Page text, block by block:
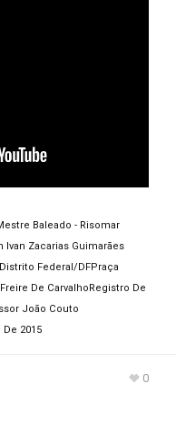
Baleado - Risomar
Ivan Zacarias Guimarães
Distrito Federal/DFPraça
De CarvalhoRegistro De
João Couto
De 2015
0